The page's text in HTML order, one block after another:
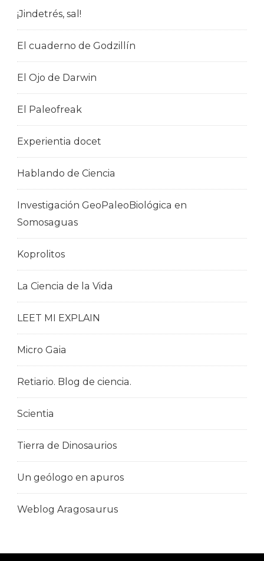
¡Jindetrés, sal!
El cuaderno de Godzillín
El Ojo de Darwin
El Paleofreak
Experientia docet
Hablando de Ciencia
Investigación GeoPaleoBiológica en
Somosaguas
Koprolitos
La Ciencia de la Vida
LEET MI EXPLAIN
Micro Gaia
Retiario. Blog de ciencia.
Scientia
Tierra de Dinosaurios
Un geólogo en apuros
Weblog Aragosaurus